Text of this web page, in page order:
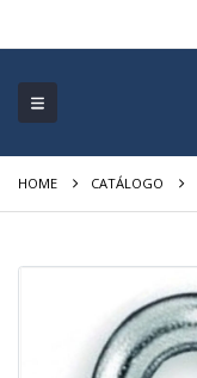
HOME CATÁLOGO